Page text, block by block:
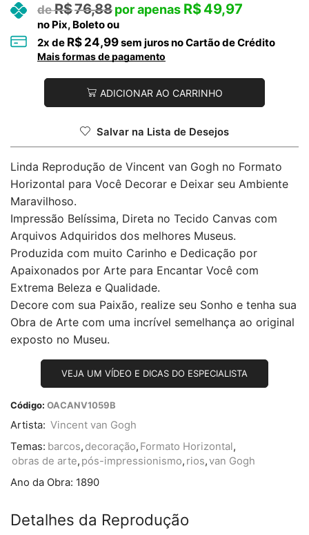
R$76,88 R$49,97
no Pix, Boleto ou
2x de R$ 24,99sem juros no Cartão de Crédito
Mais formas de pagamento
ADICIONAR AO CARRINHO
Salvar na Lista de Desejos
Linda Reprodução de Vincent van Gogh no Formato
Horizontal para Você Decorar e Deixar seu Ambiente
Maravilhoso.
Impressão Belíssima, Direta no Tecido Canvas com
Arquivos Adquiridos dos melhores Museus.
Produzida com muito Carinho e Dedicação por
Apaixonados por Arte para Encantar Você com
Extrema Beleza e Qualidade.
Decore com sua Paixão, realize seu Sonho e tenha sua
Obra de Arte com uma incrível semelhança ao original
exposto no Museu.
VEJA UM VÍDEO E DICAS DO ESPECIALISTA
Código: OACANV1059B
Artista: Vincent van Gogh
Temas: barcos, decoração, Formato Horizontal,
obras de arte, pós-impressionismo, rios,van Gogh
Ano da Obra: 1890
Detalhes da Reprodução